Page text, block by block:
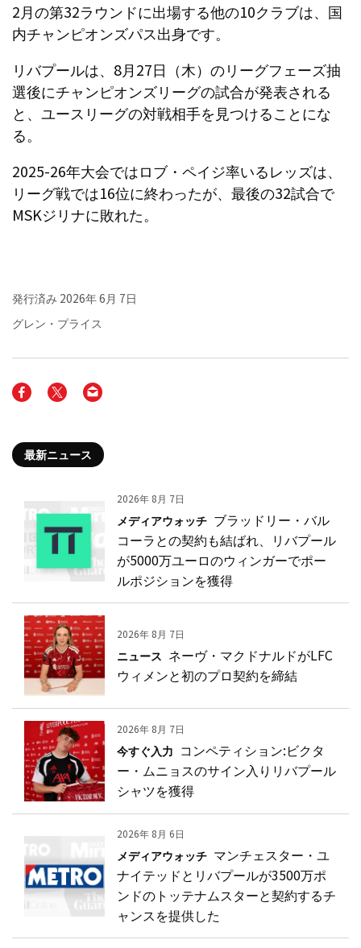
2月の第32ラウンドに出場する他の10クラブは、国
内チャンピオンズパス出身です。
リバプールは、8月27日（木）のリーグフェーズ抽
選後にチャンピオンズリーグの試合が発表される
と、ユースリーグの対戦相手を見つけることにな
る。
2025-26年大会ではロブ・ペイジ率いるレッズは、
リーグ戦では16位に終わったが、最後の32試合で
MSKジリナに敗れた。
発行済み 2026年 6月 7日
グレン・プライス
最新ニュース
2026年 8月 7日
メディアウォッチ ブラッドリー・バル
コーラとの契約も結ばれ、リバプール
が5000万ユーロのウィンガーでポー
ルポジションを獲得
2026年 8月 7日
ニュース ネーヴ・マクドナルドがLFC
ウィメンと初のプロ契約を締結
2026年 8月 7日
今すぐ入力 コンペティション:ビクタ
ー・ムニョスのサイン入りリバプール
シャツを獲得
2026年 8月 6日
メディアウォッチ マンチェスター・ユ
ナイテッドとリバプールが3500万ポ
ンドのトッテナムスターと契約するチ
ャンスを提供した